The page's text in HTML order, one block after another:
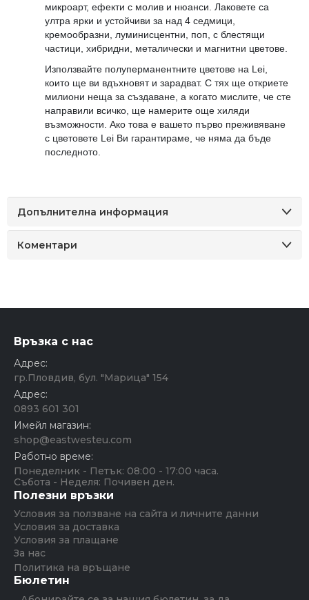
микроарт, ефекти с молив и нюанси. Лаковете са
ултра ярки и устойчиви за над 4 седмици,
кремообразни, луминисцентни, поп, с блестящи
частици, хибридни, металически и магнитни цветове.
Използвайте полуперманентните цветове на Lei,
които ще ви вдъхновят и зарадват. С тях ще откриете
милиони неща за създаване, а когато мислите, че сте
направили всичко, ще намерите още хиляди
възможности. Ако това е вашето първо преживяване
с цветовете Lei Ви гарантирамe, че няма да бъде
последното.
Допълнителна информация
Коментари
Връзка с нас
Адрес:
гр.Пловдив, бул. "Марица" 154
Адрес:
0893 601 301
Имейл магазин:
shop@eastwesteu.com
Работно време:
Понеделник - Петък: 08:00 - 17:00 часа.
Събота - Неделя: Почивен ден.
Полезни връзки
Условия за ползване на сайта и личните данни
Условия за доставка
Условия за плащане
За нас
Политика на връщане
Бюлетин